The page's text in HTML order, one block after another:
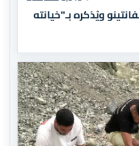
ويُذكره بـ"خيانته